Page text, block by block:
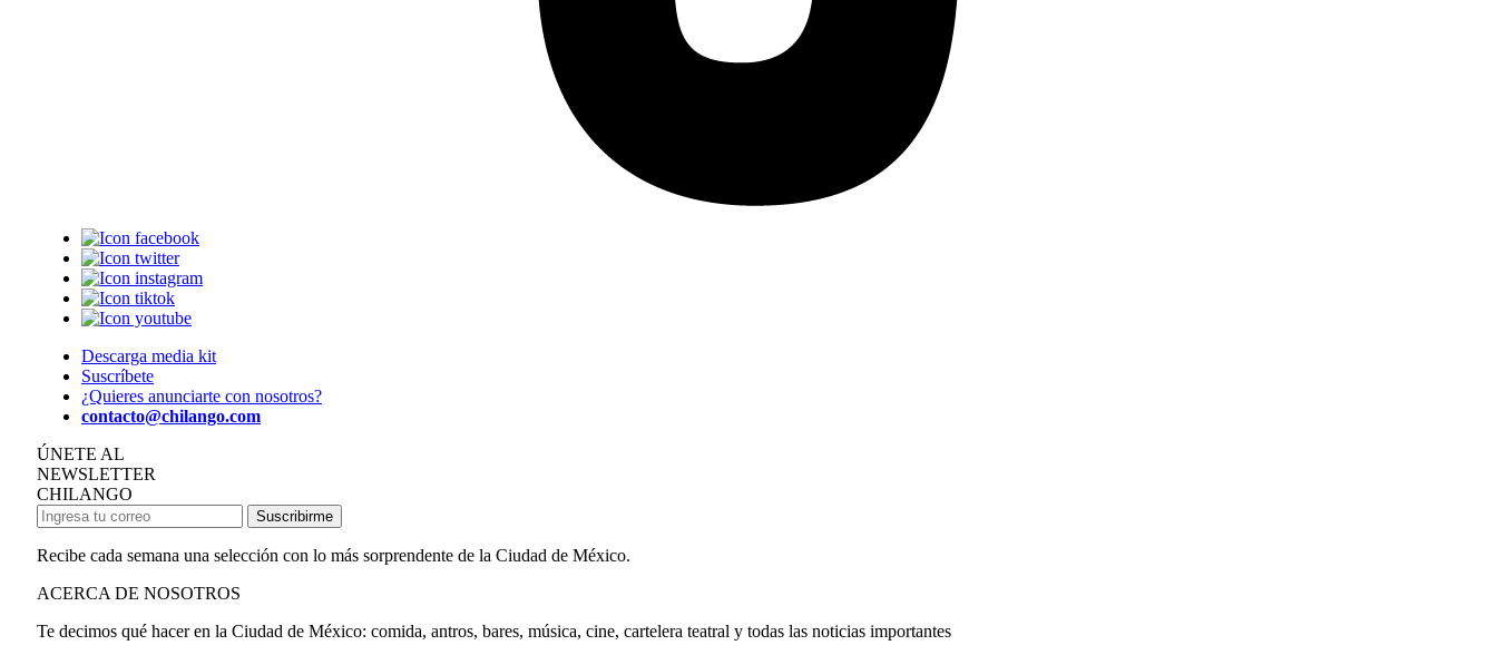
Descarga media kit
Suscríbete
¿Quieres anunciarte con nosotros?
contacto@chilango.com
ÚNETE AL
NEWSLETTER
CHILANGO
Suscribirme
Recibe cada semana una selección con lo más sorprendente de la Ciudad de México.
ACERCA DE NOSOTROS
Te decimos qué hacer en la Ciudad de México: comida, antros, bares, música, cine, cartelera teatral y todas las noticias importantes